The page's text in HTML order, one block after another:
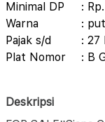
Minimal DP
:
Warna
:
Pajak s/d
: 27
Plat Nomor
: B
Deskripsi